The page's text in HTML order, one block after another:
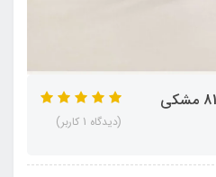
(دیدگاه 1 کاربر)